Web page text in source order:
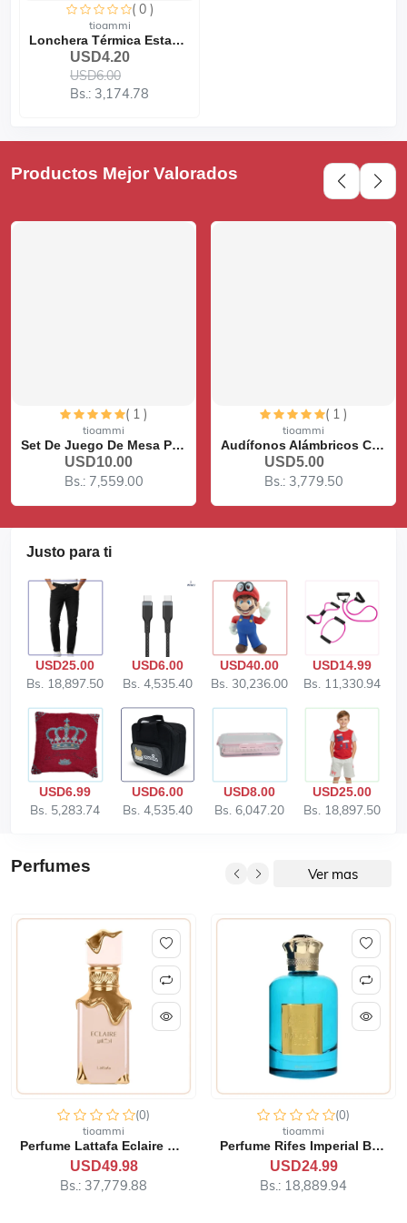
( 0 )
tioammi
Lonchera Térmica Estampad...
USD4.20
USD6.00
Bs.: 3,174.78
Productos Mejor Valorados
Lo siento, este artículo está agotado
( 1 )
tioammi
Set De Juego De Mesa Ping...
USD10.00
Bs.: 7,559.00
Lo siento, este artículo está agotado
( 1 )
tioammi
Audífonos Alámbricos Cone...
USD5.00
Bs.: 3,779.50
Justo para ti
USD25.00
Bs. 18,897.50
USD6.00
Bs. 4,535.40
USD40.00
Bs. 30,236.00
USD14.99
Bs. 11,330.94
USD6.99
Bs. 5,283.74
USD6.00
Bs. 4,535.40
USD8.00
Bs. 6,047.20
USD25.00
Bs. 18,897.50
Perfumes Ver mas
(0)
tioammi
Perfume Lattafa Eclaire ED...
USD49.98
Bs.: 37,779.88
(0)
tioammi
Perfume Rifes Imperial Blu...
USD24.99
Bs.: 18,889.94